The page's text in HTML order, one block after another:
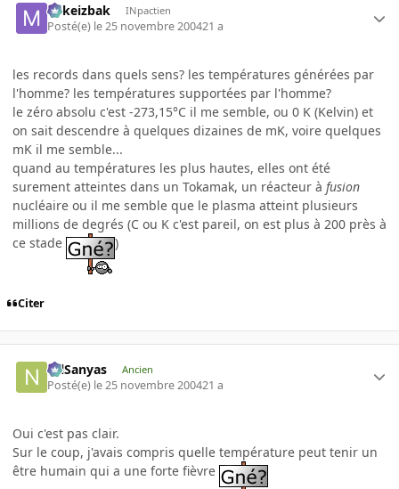
Mikeizbak INpactien
Posté(e) le 25 novembre 200421 a
les records dans quels sens? les températures générées par
l'homme? les températures supportées par l'homme?
le zéro absolu c'est -273,15°C il me semble, ou 0 K (Kelvin) et
on sait descendre à quelques dizaines de mK, voire quelques
mK il me semble...
quand au températures les plus hautes, elles ont été
surement atteintes dans un Tokamak, un réacteur à fusion
nucléaire ou il me semble que le plasma atteint plusieurs
millions de degrés (C ou K c'est pareil, on est plus à 200 près à
ce stade
)
Citer
NilSanyas Ancien
Posté(e) le 25 novembre 200421 a
Oui c'est pas clair.
Sur le coup, j'avais compris quelle température peut tenir un
être humain qui a une forte fièvre